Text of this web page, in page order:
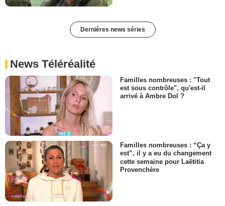
Dernières news séries
News Téléréalité
Familles nombreuses : "Tout
est sous contrôle", qu'est-il
arrivé à Ambre Dol ?
Familles nombreuses : “Ça y
est”, il y a eu du changement
cette semaine pour Laëtitia
Provenchère